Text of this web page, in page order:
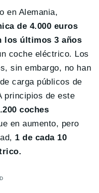
en Alemania,
de 4.000 euros
los últimos 3 años
coche eléctrico. Los
sin embargo, no han
carga públicos de
principios de este
coches
en aumento, pero
1 de cada 10